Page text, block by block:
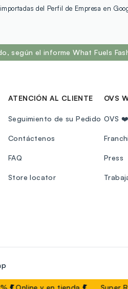
del Perfil de Empresa en
Online y en tienda Super
según el informe What Fuels
ATENCIÓN AL CLIENTE
Seguimiento de su Pedido
Contáctenos
FAQ
Store locator
OVS
OVS
Press